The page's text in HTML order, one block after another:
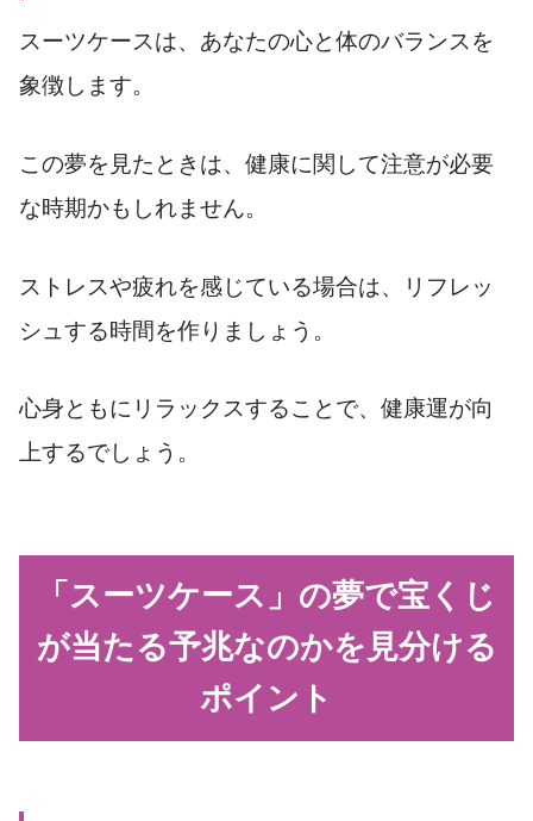
スーツケースは、あなたの心と体のバランスを
象徴します。
この夢を見たときは、健康に関して注意が必要
な時期かもしれません。
ストレスや疲れを感じている場合は、リフレッ
シュする時間を作りましょう。
心身ともにリラックスすることで、健康運が向
上するでしょう。
「スーツケース」の夢で宝くじ
が当たる予兆なのかを見分ける
ポイント